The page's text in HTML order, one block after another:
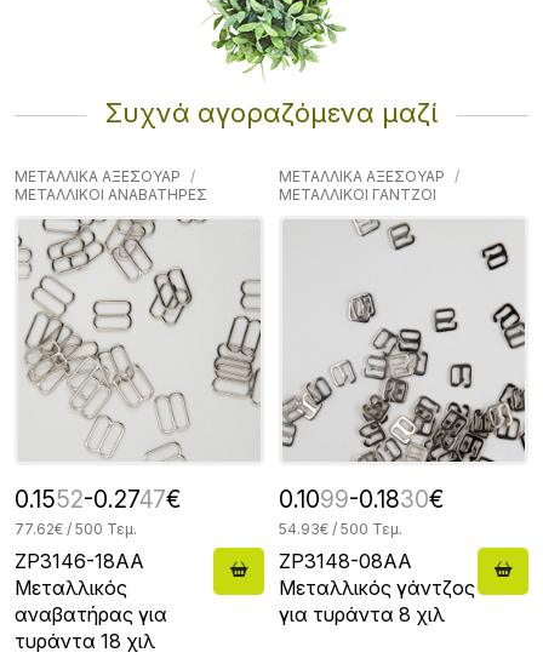
Συχνά αγοραζόμενα μαζί
ΜΕΤΑΛΛΙΚΑ ΑΞΕΣΟΥΑΡ
ΜΕΤΑΛΛΙΚΟΙ ΑΝΑΒΑΤΗΡΕΣ
0.1552-0.2747€
77.62€ / 500 Τεμ.
ZP3146-18AA
Μεταλλικός
αναβατήρας για
τυράντα 18 χιλ
ΜΕΤΑΛΛΙΚΑ ΑΞΕΣΟΥΑΡ
ΜΕΤΑΛΛΙΚΟΙ ΓΑΝΤΖΟΙ
0.1099-0.1830€
54.93€ / 500 Τεμ.
ZP3148-08AA
Μεταλλικός γάντζος
για τυράντα 8 χιλ